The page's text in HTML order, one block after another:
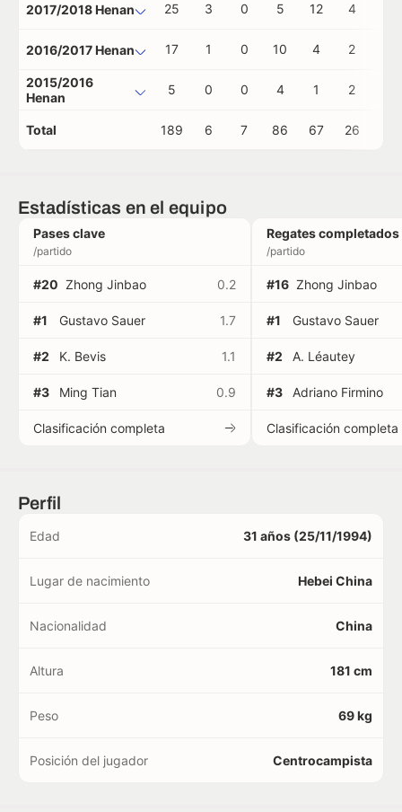
2017/2018 Henan 25 3 0 5 12 4
2016/2017 Henan 17 1 0 10 4 2
2015/2016
Henan
5 0 0 4 1 2
Total 189 6 7 86 67 26
Estadísticas en el equipo
Pases clave
/partido
#20 Zhong Jinbao 0.2
#1 Gustavo Sauer 1.7
#2 K. Bevis 1.1
#3 Ming Tian 0.9
Clasificación completa
Regates completados
/partido
#16 Zhong Jinbao
#1 Gustavo Sauer
#2 A. Léautey
#3 Adriano Firmino
Clasificación completa
Perfil
Edad 31 años (25/11/1994)
Lugar de nacimiento Hebei China
Nacionalidad China
Altura 181 cm
Peso 69 kg
Posición del jugador Centrocampista